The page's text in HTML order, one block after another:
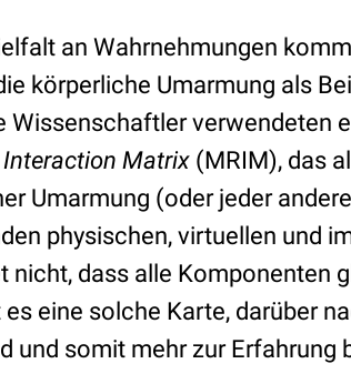
an Wahrnehmungen
körperliche Umarmung als
Wissenschaftler verwendeten
Matrix (MRIM), das
Umarmung (oder jeder
physischen, virtuellen und
nicht, dass alle Komponenten
eine solche Karte, darüber
und somit mehr zur Erfahrung